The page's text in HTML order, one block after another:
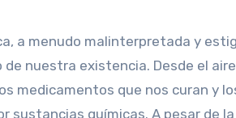
a menudo malinterpretada y
de nuestra existencia. Desde el
medicamentos que nos curan y
sustancias químicas. A pesar de